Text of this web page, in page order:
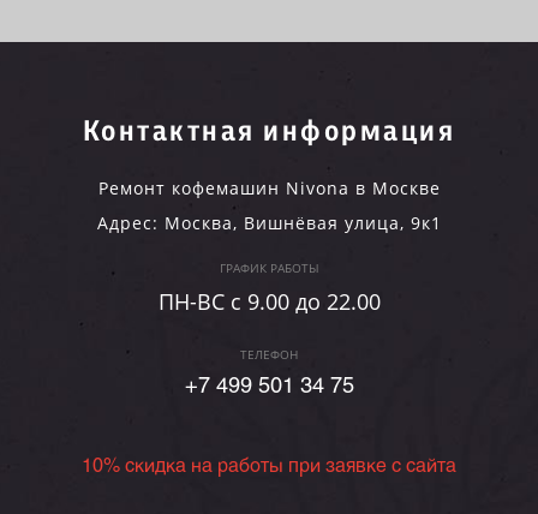
Контактная информация
Ремонт кофемашин Nivona в Москве
Адрес: Москва, Вишнёвая улица, 9к1
ГРАФИК РАБОТЫ
ПН-ВC c 9.00 до 22.00
ТЕЛЕФОН
+7 499 501 34 75
10% скидка на работы при заявке с сайта